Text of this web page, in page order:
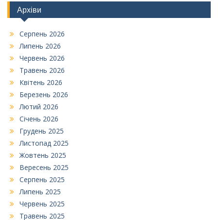
Архіви
Серпень 2026
Липень 2026
Червень 2026
Травень 2026
Квітень 2026
Березень 2026
Лютий 2026
Січень 2026
Грудень 2025
Листопад 2025
Жовтень 2025
Вересень 2025
Серпень 2025
Липень 2025
Червень 2025
Травень 2025